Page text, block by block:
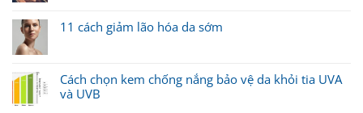
11 cách giảm lão hóa da sớm
Cách chọn kem chống nắng bảo vệ da khỏi tia UVA
và UVB